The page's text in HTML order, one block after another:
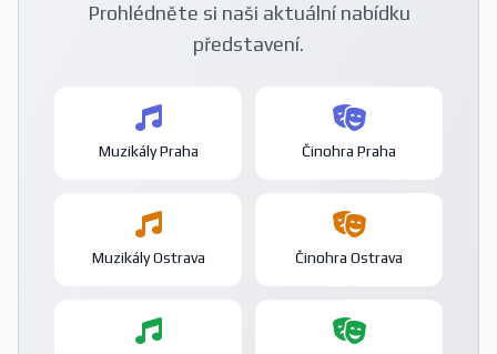
Prohlédněte si naši aktuální nabídku
představení.
Muzikály Praha Činohra Praha
Muzikály Ostrava Činohra Ostrava